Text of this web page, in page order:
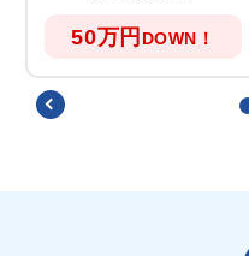
50万円 DOWN！